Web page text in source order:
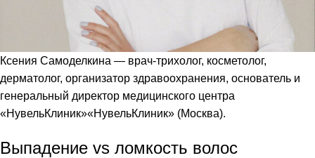
Ксения Самоделкина — врач-трихолог, косметолог,
дерматолог, организатор здравоохранения, основатель и
генеральный директор медицинского центра
«НувельКлиник»«НувельКлиник» (Москва).
Выпадение vs ломкость волос